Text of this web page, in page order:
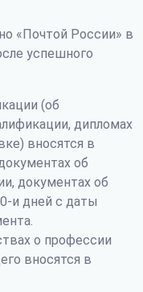
«Почтой России» в
успешного
(об
дипломах
вносятся в
об
документах об
и дней с даты
о профессии
вносятся в